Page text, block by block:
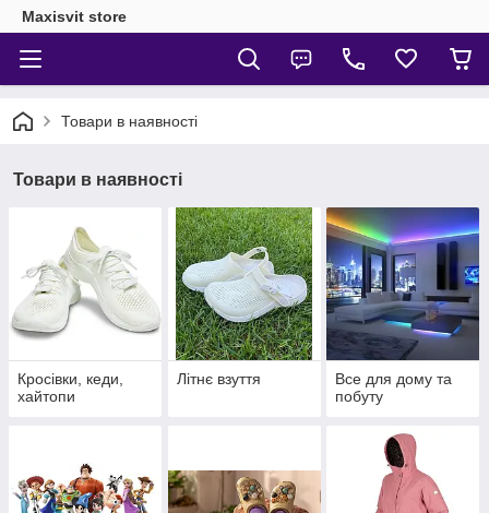
Maxisvit store
Товари в наявності
Товари в наявності
Кросівки, кеди,
хайтопи
Літнє взуття
Все для дому та
побуту